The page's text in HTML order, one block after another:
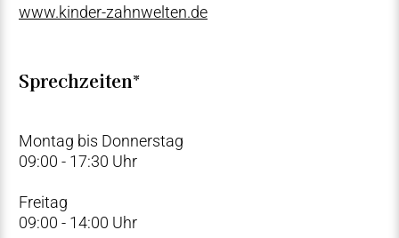
www.kinder-zahnwelten.de
Sprechzeiten*
Montag bis Donnerstag
09:00 - 17:30 Uhr
Freitag
09:00 - 14:00 Uhr